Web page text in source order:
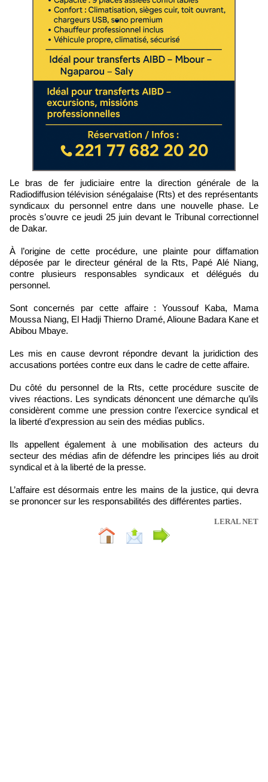
Le bras de fer judiciaire entre la direction générale de la
Radiodiffusion télévision sénégalaise (Rts) et des représentants
syndicaux du personnel entre dans une nouvelle phase. Le
procès s’ouvre ce jeudi 25 juin devant le Tribunal correctionnel
de Dakar.
À l’origine de cette procédure, une plainte pour diffamation
déposée par le directeur général de la Rts, Papé Alé Niang,
contre plusieurs responsables syndicaux et délégués du
personnel.
Sont concernés par cette affaire : Youssouf Kaba, Mama
Moussa Niang, El Hadji Thierno Dramé, Alioune Badara Kane et
Abibou Mbaye.
Les mis en cause devront répondre devant la juridiction des
accusations portées contre eux dans le cadre de cette affaire.
Du côté du personnel de la Rts, cette procédure suscite de
vives réactions. Les syndicats dénoncent une démarche qu’ils
considèrent comme une pression contre l’exercice syndical et
la liberté d’expression au sein des médias publics.
Ils appellent également à une mobilisation des acteurs du
secteur des médias afin de défendre les principes liés au droit
syndical et à la liberté de la presse.
L’affaire est désormais entre les mains de la justice, qui devra
se prononcer sur les responsabilités des différentes parties.
LERAL NET